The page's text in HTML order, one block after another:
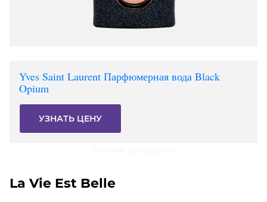
Yves Saint Laurent Парфюмерная вода Black
Opium
УЗНАТЬ ЦЕНУ
La Vie Est Belle